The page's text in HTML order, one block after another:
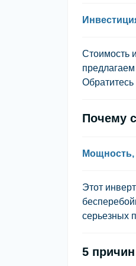
Стоимость
Почему
Мощность,
Этот
серьезных
5